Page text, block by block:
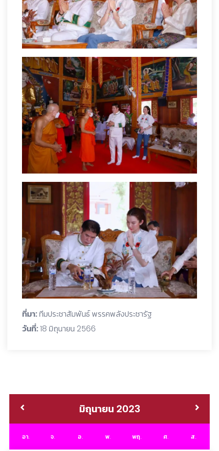
ที่มา:ทีมประชาสัมพันธ์ พรรคพลังประชารัฐ
วันที่:18 มิถุนายน 2566
มิถุนายน 2023
อา. จ. อ. พ. พฤ. ศ. ส.